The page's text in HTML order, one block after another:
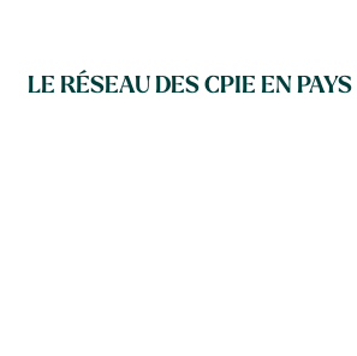
LE RÉSEAU DES CPIE EN